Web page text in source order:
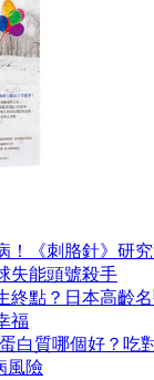
！《刺胳針》研
失能頭號殺手
終點？日本高齡
福
白質哪個好？吃
風險